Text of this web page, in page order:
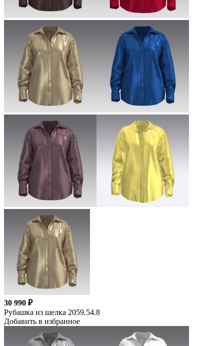
30 990 ₽
Рубашка из шелка 2059.54.8
Добавить в избранное